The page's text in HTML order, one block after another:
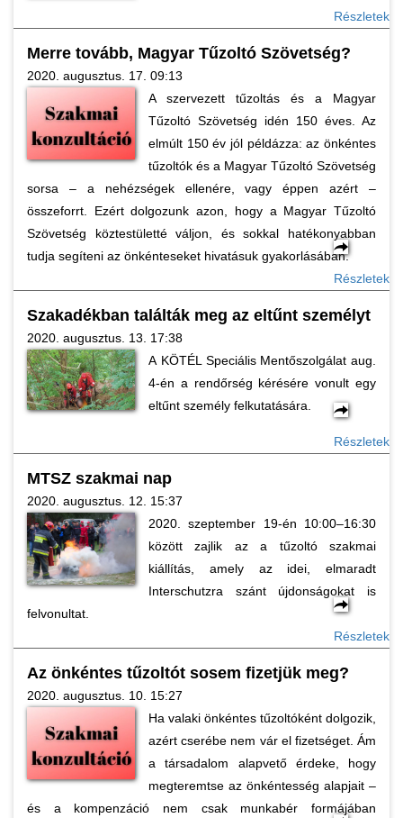
Részletek
Merre tovább, Magyar Tűzoltó Szövetség?
2020. augusztus. 17. 09:13
A szervezett tűzoltás és a Magyar
Tűzoltó Szövetség idén 150 éves. Az
elmúlt 150 év jól példázza: az önkéntes
tűzoltók és a Magyar Tűzoltó Szövetség
sorsa – a nehézségek ellenére, vagy éppen azért –
összeforrt. Ezért dolgozunk azon, hogy a Magyar Tűzoltó
Szövetség köztestületté váljon, és sokkal hatékonyabban
tudja segíteni az önkénteseket hivatásuk gyakorlásában.
Részletek
Szakadékban találták meg az eltűnt személyt
2020. augusztus. 13. 17:38
A KÖTÉL Speciális Mentőszolgálat aug.
4-én a rendőrség kérésére vonult egy
eltűnt személy felkutatására.
Részletek
MTSZ szakmai nap
2020. augusztus. 12. 15:37
2020. szeptember 19-én 10:00–16:30
között zajlik az a tűzoltó szakmai
kiállítás, amely az idei, elmaradt
Interschutzra szánt újdonságokat is
felvonultat.
Részletek
Az önkéntes tűzoltót sosem fizetjük meg?
2020. augusztus. 10. 15:27
Ha valaki önkéntes tűzoltóként dolgozik,
azért cserébe nem vár el fizetséget. Ám
a társadalom alapvető érdeke, hogy
megteremtse az önkéntesség alapjait –
és a kompenzáció nem csak munkabér formájában